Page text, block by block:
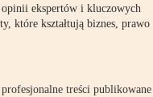
ekspertów i kluczowych
które kształtują biznes, prawo
treści publikowane